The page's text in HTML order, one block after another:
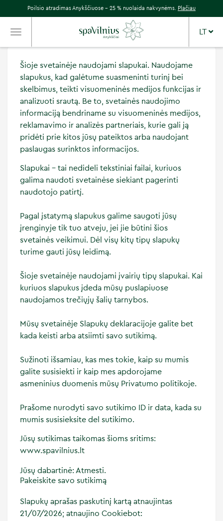
Poilsio atradimas Anykščiuose – 25 % nuolaida nakvynėms. Plačiau
TOGGLE
NAVIGATION
LT
Šioje svetainėje naudojami slapukai. Naudojame
slapukus, kad galėtume suasmeninti turinį bei
skelbimus, teikti visuomeninės medijos funkcijas ir
analizuoti srautą. Be to, svetainės naudojimo
informaciją bendriname su visuomeninės medijos,
reklamavimo ir analizės partneriais, kurie gali ją
pridėti prie kitos jūsų pateiktos arba naudojant
paslaugas surinktos informacijos.
Slapukai – tai nedideli tekstiniai failai, kuriuos
galima naudoti svetainėse siekiant pagerinti
naudotojo patirtį.
Pagal įstatymą slapukus galime saugoti jūsų
įrenginyje tik tuo atveju, jei jie būtini šios
svetainės veikimui. Dėl visų kitų tipų slapukų
turime gauti jūsų leidimą.
Šioje svetainėje naudojami įvairių tipų slapukai. Kai
kuriuos slapukus įdeda mūsų puslapiuose
naudojamos trečiųjų šalių tarnybos.
Mūsų svetainėje Slapukų deklaracijoje galite bet
kada keisti arba atsiimti savo sutikimą.
Sužinoti išsamiau, kas mes tokie, kaip su mumis
galite susisiekti ir kaip mes apdorojame
asmeninius duomenis mūsų Privatumo politikoje.
Prašome nurodyti savo sutikimo ID ir data, kada su
mumis susisieksite del sutikimo.
Jūsų sutikimas taikomas šioms sritims:
www.spavilnius.lt
Jūsų dabartinė: Atmesti.
Pakeiskite savo sutikimą
Slapukų aprašas paskutinį kartą atnaujintas
21/07/2026; atnaujino Cookiebot: